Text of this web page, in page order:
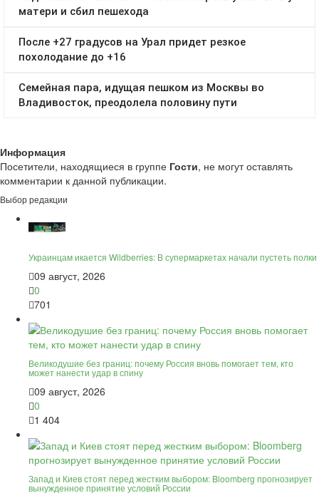
Информация
Посетители, находящиеся в группе Гости, не могут оставлять
комментарии к данной публикации.
Выбор редакции
Украинцам икается Wildberries: В супермаркетах начали пустеть полки
09 август, 2026
0
701
Великодушие без границ: почему Россия вновь помогает тем, кто
может нанести удар в спину
09 август, 2026
0
1 404
Запад и Киев стоят перед жестким выбором: Bloomberg прогнозирует
вынужденное принятие условий России